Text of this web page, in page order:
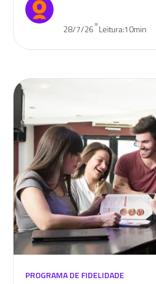
28/7/26•Leitura:10min
PROGRAMA DE FIDELIDADE